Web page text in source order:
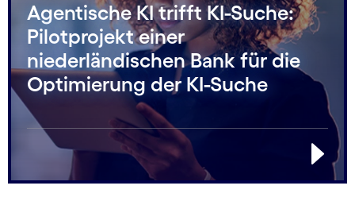
Agentische KI trifft KI-Suche:
Pilotprojekt einer
niederländischen Bank für die
Optimierung der KI-Suche